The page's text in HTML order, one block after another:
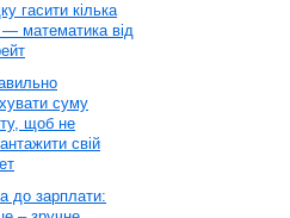
гасити кілька
— математика від
суму
щоб не
свій
до зарплати: